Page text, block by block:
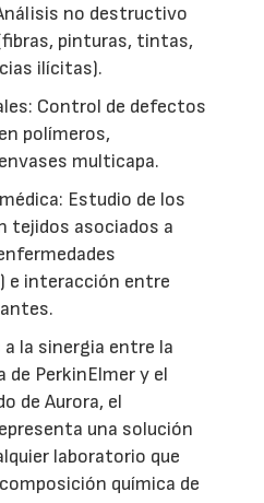
no destructivo
pinturas, tintas,
ilícitas).
Control de defectos
polímeros,
multicapa.
Estudio de los
tejidos asociados a
e interacción entre
la sinergia entre la
PerkinElmer y el
de Aurora, el
una solución
laboratorio que
química de